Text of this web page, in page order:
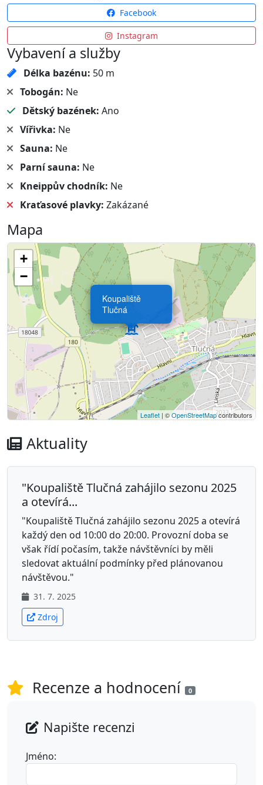
Facebook
Instagram
Vybavení a služby
Délka bazénu: 50 m
Tobogán: Ne
Dětský bazének: Ano
Vířivka: Ne
Sauna: Ne
Parní sauna: Ne
Kneippův chodník: Ne
Kraťasové plavky: Zakázané
Mapa
Koupaliště
Tlučná
+
−
Leaflet | ©OpenStreetMapcontributors
Aktuality
"Koupaliště Tlučná zahájilo sezonu 2025
a otevírá...
"Koupaliště Tlučná zahájilo sezonu 2025 a otevírá
každý den od 10:00 do 20:00. Provozní doba se
však řídí počasím, takže návštěvníci by měli
sledovat aktuální podmínky před plánovanou
návštěvou."
31. 7. 2025
Zdroj
Recenze a hodnocení 0
Napište recenzi
Jméno: